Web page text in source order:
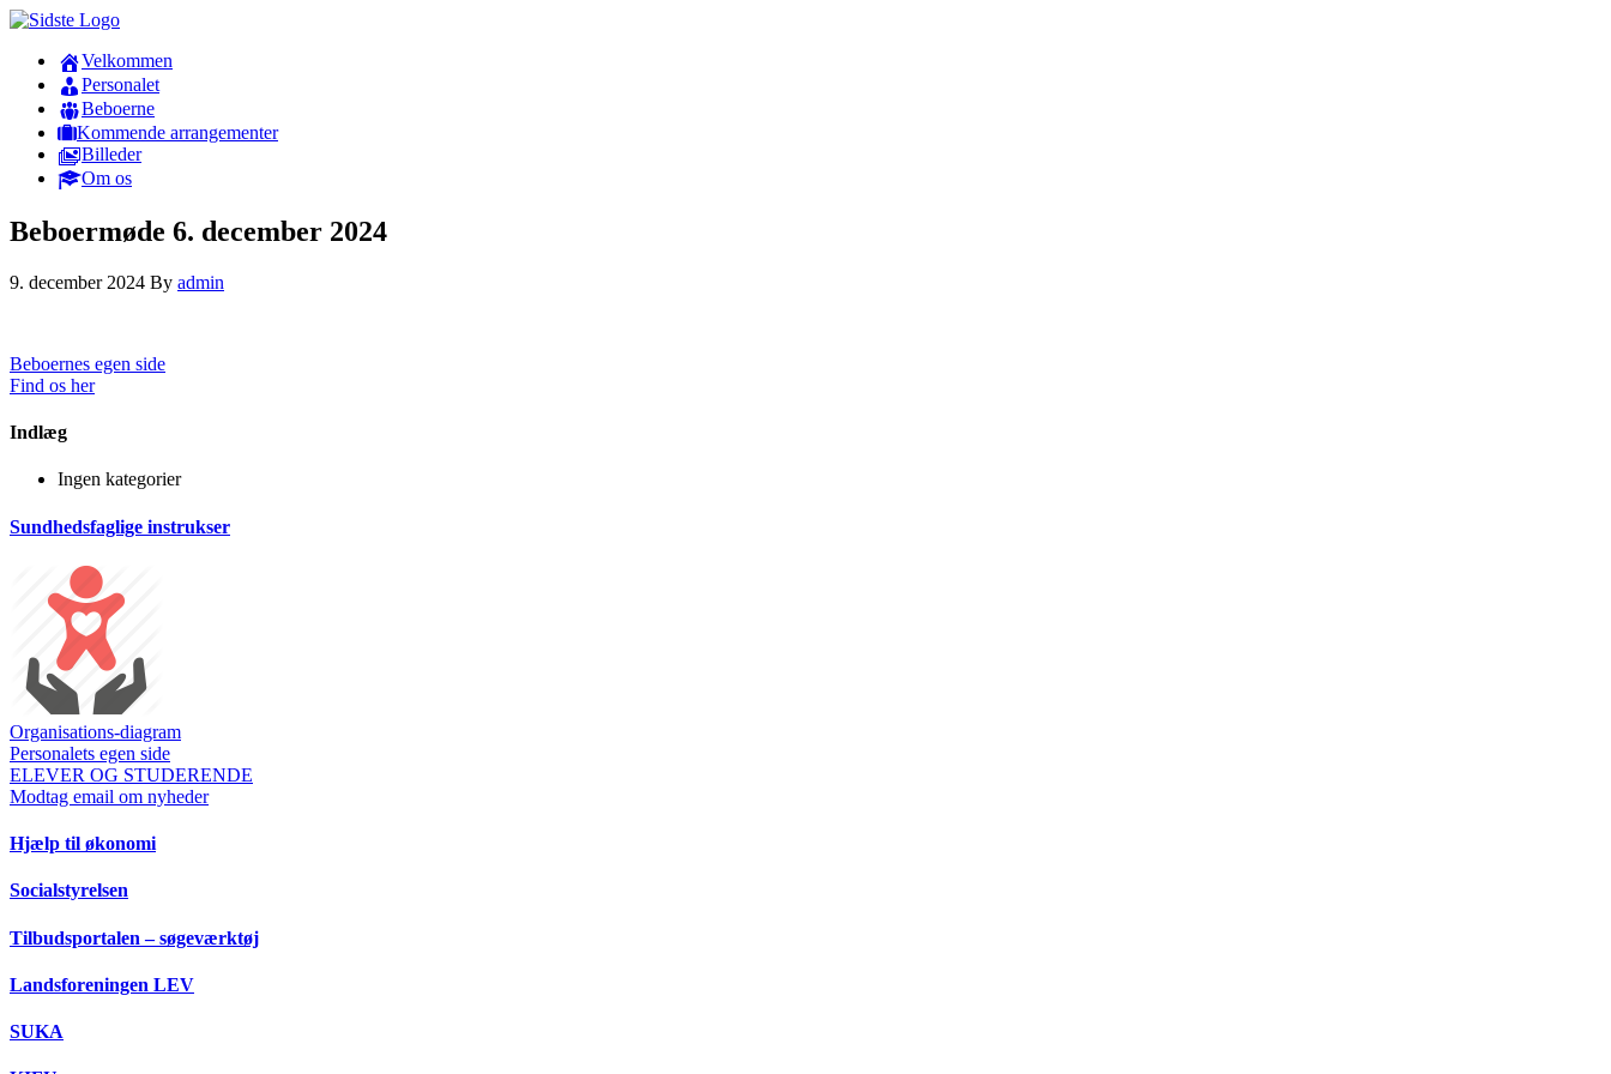
Velkommen
Personalet
Beboerne
Kommende arrangementer
Billeder
Om os
Beboermøde 6. december 2024
9. december 2024 By admin
Beboernes egen side
Find os her
Indlæg
Ingen kategorier
Sundhedsfaglige instrukser
Organisations-diagram
Personalets egen side
ELEVER OG STUDERENDE
Modtag email om nyheder
Hjælp til økonomi
Socialstyrelsen
Tilbudsportalen – søgeværktøj
Landsforeningen LEV
SUKA